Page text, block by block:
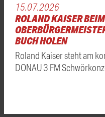
15.07.2026
ROLAND KAISER
BUCH HOLEN
Roland Kaiser steht am
DONAU 3 FM